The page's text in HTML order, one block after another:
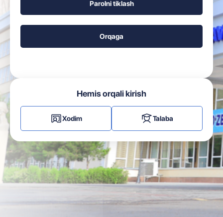
Hemis orqali kirish
Xodim Talaba